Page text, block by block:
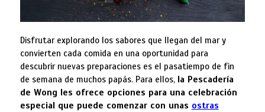
Disfrutar explorando los sabores que llegan del mar y
convierten cada comida en una oportunidad para
descubrir nuevas preparaciones es el pasatiempo de fin
de semana de muchos papás. Para ellos, la Pescadería
de Wong les ofrece opciones para una celebración
especial que puede comenzar con unas ostras